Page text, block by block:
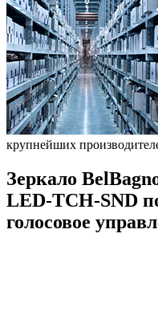
крупнейших
Зеркало
LED-TCH-SND
голосовое